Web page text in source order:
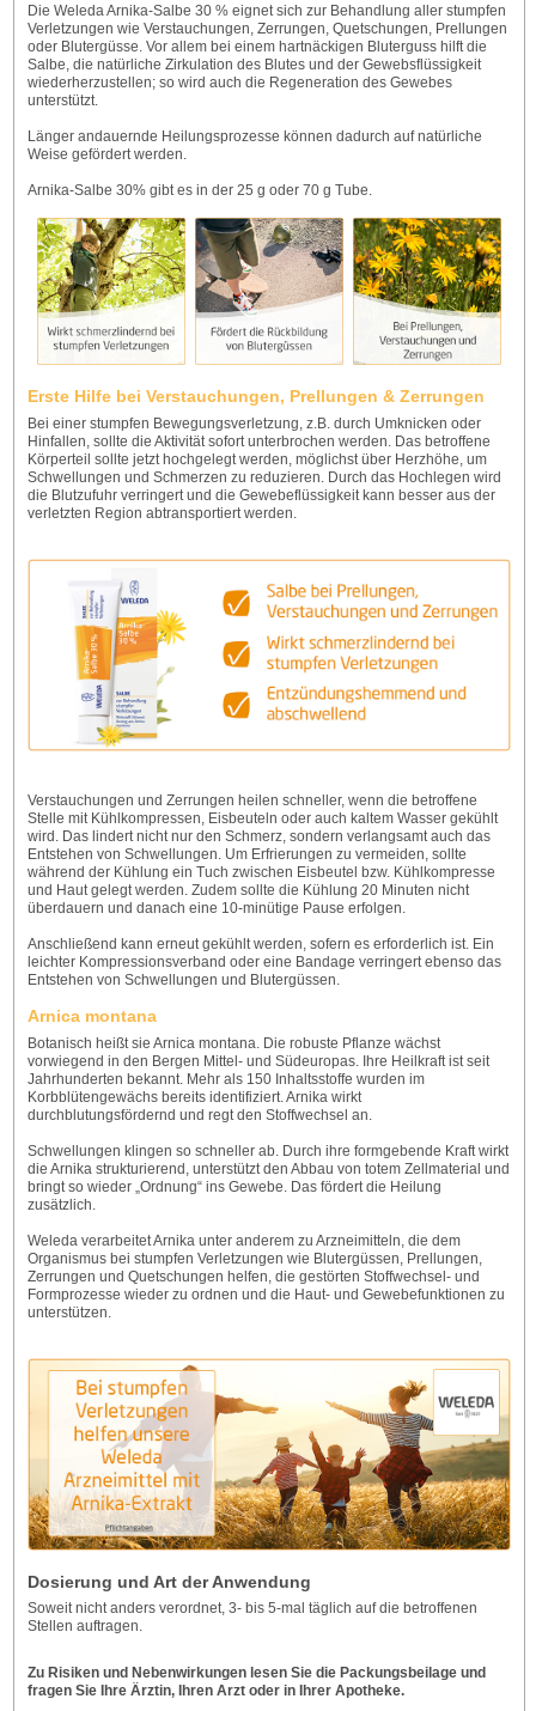
Die Weleda Arnika-Salbe 30 % eignet sich zur Behandlung aller stumpfen
Verletzungen wie Verstauchungen, Zerrungen, Quetschungen, Prellungen
oder Blutergüsse. Vor allem bei einem hartnäckigen Bluterguss hilft die
Salbe, die natürliche Zirkulation des Blutes und der Gewebsflüssigkeit
wiederherzustellen; so wird auch die Regeneration des Gewebes
unterstützt.
Länger andauernde Heilungsprozesse können dadurch auf natürliche
Weise gefördert werden.
Arnika-Salbe 30% gibt es in der 25 g oder 70 g Tube.
Erste Hilfe bei Verstauchungen, Prellungen & Zerrungen
Bei einer stumpfen Bewegungsverletzung, z.B. durch Umknicken oder
Hinfallen, sollte die Aktivität sofort unterbrochen werden. Das betroffene
Körperteil sollte jetzt hochgelegt werden, möglichst über Herzhöhe, um
Schwellungen und Schmerzen zu reduzieren. Durch das Hochlegen wird
die Blutzufuhr verringert und die Gewebeflüssigkeit kann besser aus der
verletzten Region abtransportiert werden.
Verstauchungen und Zerrungen heilen schneller, wenn die betroffene
Stelle mit Kühlkompressen, Eisbeuteln oder auch kaltem Wasser gekühlt
wird. Das lindert nicht nur den Schmerz, sondern verlangsamt auch das
Entstehen von Schwellungen. Um Erfrierungen zu vermeiden, sollte
während der Kühlung ein Tuch zwischen Eisbeutel bzw. Kühlkompresse
und Haut gelegt werden. Zudem sollte die Kühlung 20 Minuten nicht
überdauern und danach eine 10-minütige Pause erfolgen.
Anschließend kann erneut gekühlt werden, sofern es erforderlich ist. Ein
leichter Kompressionsverband oder eine Bandage verringert ebenso das
Entstehen von Schwellungen und Blutergüssen.
Arnica montana
Botanisch heißt sie Arnica montana. Die robuste Pflanze wächst
vorwiegend in den Bergen Mittel- und Südeuropas. Ihre Heilkraft ist seit
Jahrhunderten bekannt. Mehr als 150 Inhaltsstoffe wurden im
Korbblütengewächs bereits identifiziert. Arnika wirkt
durchblutungsfördernd und regt den Stoffwechsel an.
Schwellungen klingen so schneller ab. Durch ihre formgebende Kraft wirkt
die Arnika strukturierend, unterstützt den Abbau von totem Zellmaterial und
bringt so wieder „Ordnung“ ins Gewebe. Das fördert die Heilung
zusätzlich.
Weleda verarbeitet Arnika unter anderem zu Arzneimitteln, die dem
Organismus bei stumpfen Verletzungen wie Blutergüssen, Prellungen,
Zerrungen und Quetschungen helfen, die gestörten Stoffwechsel- und
Formprozesse wieder zu ordnen und die Haut- und Gewebefunktionen zu
unterstützen.
Dosierung und Art der Anwendung
Soweit nicht anders verordnet, 3- bis 5-mal täglich auf die betroffenen
Stellen auftragen.
Zu Risiken und Nebenwirkungen lesen Sie die Packungsbeilage und
fragen Sie Ihre Ärztin, Ihren Arzt oder in Ihrer Apotheke.